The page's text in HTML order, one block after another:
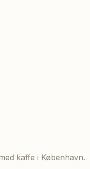
kaffe i København.